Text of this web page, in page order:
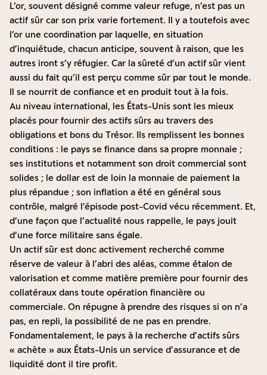
L’or, souvent désigné comme valeur refuge, n’est pas un
actif sûr car son prix varie fortement. Il y a toutefois avec
l’or une coordination par laquelle, en situation
d’inquiétude, chacun anticipe, souvent à raison, que les
autres iront s’y réfugier. Car la sûreté d’un actif sûr vient
aussi du fait qu’il est perçu comme sûr par tout le monde.
Il se nourrit de confiance et en produit tout à la fois.
Au niveau international, les États-Unis sont les mieux
placés pour fournir des actifs sûrs au travers des
obligations et bons du Trésor. Ils remplissent les bonnes
conditions : le pays se finance dans sa propre monnaie ;
ses institutions et notamment son droit commercial sont
solides ; le dollar est de loin la monnaie de paiement la
plus répandue ; son inflation a été en général sous
contrôle, malgré l’épisode post-Covid vécu récemment. Et,
d’une façon que l’actualité nous rappelle, le pays jouit
d’une force militaire sans égale.
Un actif sûr est donc activement recherché comme
réserve de valeur à l’abri des aléas, comme étalon de
valorisation et comme matière première pour fournir des
collatéraux dans toute opération financière ou
commerciale. On répugne à prendre des risques si on n’a
pas, en repli, la possibilité de ne pas en prendre.
Fondamentalement, le pays à la recherche d’actifs sûrs
« achète » aux États-Unis un service d’assurance et de
liquidité dont il tire profit.